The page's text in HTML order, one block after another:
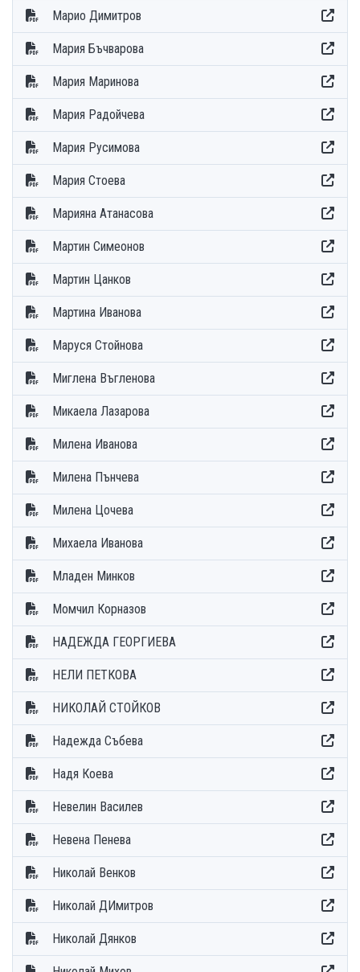
Марио Димитров
Мария Бъчварова
Мария Маринова
Мария Радойчева
Мария Русимова
Мария Стоева
Марияна Атанасова
Мартин Симеонов
Мартин Цанков
Мартина Иванова
Маруся Стойнова
Миглена Въгленова
Микаела Лазарова
Милена Иванова
Милена Пънчева
Милена Цочева
Михаела Иванова
Младен Минков
Момчил Корназов
НАДЕЖДА ГЕОРГИЕВА
НЕЛИ ПЕТКОВА
НИКОЛАЙ СТОЙКОВ
Надежда Събева
Надя Коева
Невелин Василев
Невена Пенева
Николай Венков
Николай ДИмитров
Николай Дянков